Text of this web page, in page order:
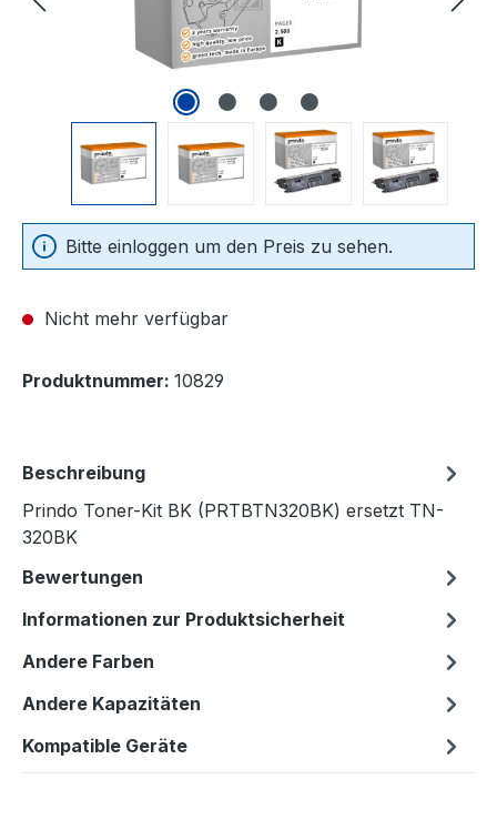
Bitte einloggen um den Preis zu sehen.
Nicht mehr verfügbar
Produktnummer: 10829
Beschreibung
Prindo Toner-Kit BK (PRTBTN320BK) ersetzt TN-
320BK
Bewertungen
Informationen zur Produktsicherheit
Andere Farben
Andere Kapazitäten
Kompatible Geräte